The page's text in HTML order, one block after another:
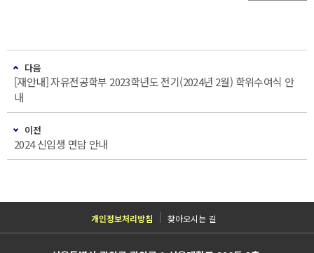
다음
[재안내] 자유전공학부 2023학년도 전기(2024년 2월) 학위수여식 안
내
이전
2024 신입생 면담 안내
개인정보처리방침 찾아오시는 길